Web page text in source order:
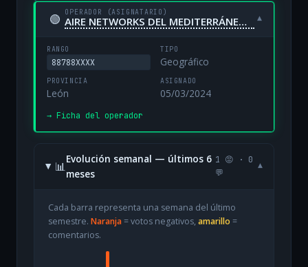
🟢 OPERADOR (ASIGNATARIO)
AIRE NETWORKS DEL MEDITERRÁNEO, S.L. UNIPERSONAL ▾
RANGO
88788XXXX
TIPO
Geográfico
PROVINCIA
León
ASIGNADO
05/03/2024
→ Ficha del operador
📊
Evolución semanal — últimos 6
meses
1 😡 · 0
💬
▾
Cada barra representa una semana del último
semestre. Naranja= votos negativos, amarillo =
comentarios.